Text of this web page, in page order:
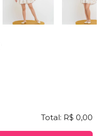
Total: R$ 0,00